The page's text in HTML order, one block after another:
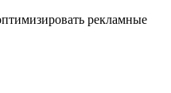
рекламные